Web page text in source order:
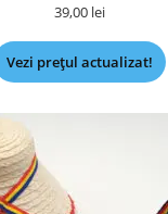
39,00 lei
Vezi prețul actualizat!